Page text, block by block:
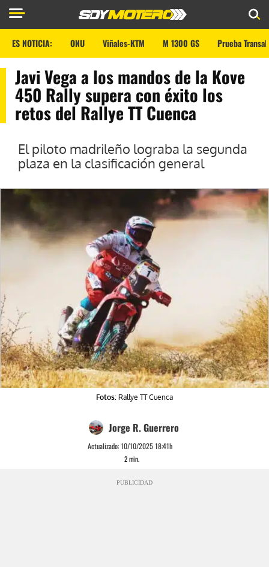
ES NOTICIA: ONU Viñales-KTM M 1300 GS Prueba
Javi Vega a los mandos de la Kove
450 Rally supera con éxito los
retos del Rallye TT Cuenca
El piloto madrileño lograba la segunda
plaza en la clasificación general
Fotos: Rallye TT Cuenca
Jorge R. Guerrero
Actualizado:10/10/2025 18:41h
2min.
PUBLICIDAD